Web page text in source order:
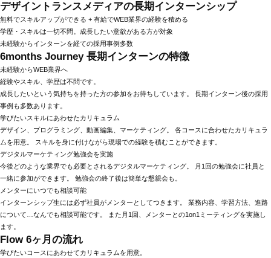
デザイントランスメディアの長期インターンシップ
無料でスキルアップができる + 有給でWEB業界の経験を積める
学歴・スキルは一切不問。成長したい意欲がある方が対象
未経験からインターンを経ての採用事例多数
6months Journey 長期インターンの特徴
未経験からWEB業界へ
経験やスキル、学歴は不問です。
成長したいという気持ちを持った方の参加をお待ちしています。
長期インターン後の採用
事例も多数あります。
学びたいスキルにあわせたカリキュラム
デザイン、プログラミング、動画編集、マーケティング。
各コースに合わせたカリキュラ
ムを用意。
スキルを身に付けながら現場での経験を積むことができます。
デジタルマーケティング勉強会を実施
今後どのような業界でも必要とされるデジタルマーケティング。
月1回の勉強会に社員と
一緒に参加ができます。
勉強会の終了後は簡単な懇親会も。
メンターにいつでも相談可能
インターンシップ生には必ず社員がメンターとしてつきます。
業務内容、学習方法、進路
について…なんでも相談可能です。
また月1回、メンターとの1on1ミーティングを実施し
ます。
Flow 6ヶ月の流れ
学びたいコースにあわせてカリキュラムを用意。